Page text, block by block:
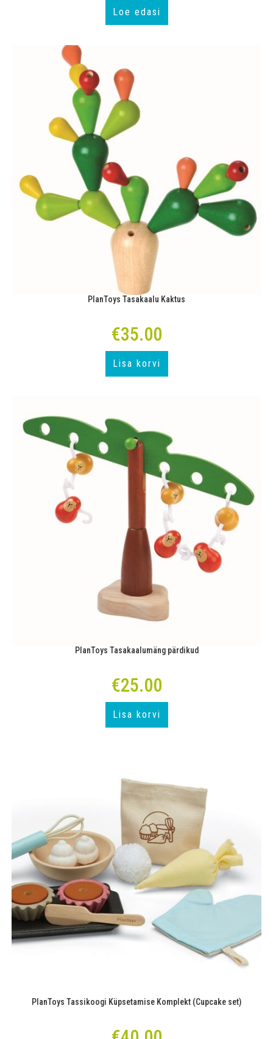
Loe edasi
PlanToys Tasakaalu Kaktus
€35.00
Lisa korvi
PlanToys Tasakaalumäng pärdikud
€25.00
Lisa korvi
PlanToys Tassikoogi Küpsetamise Komplekt (Cupcake set)